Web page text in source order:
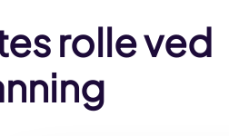
rolle ved